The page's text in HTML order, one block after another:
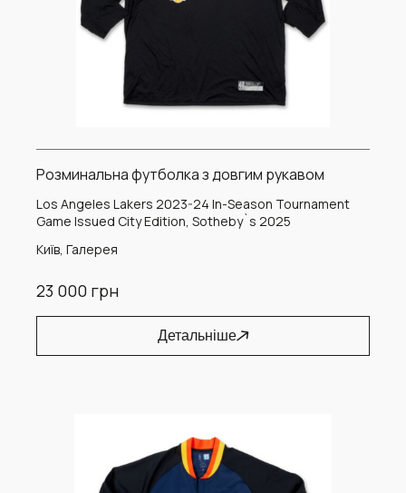
Розминальна футболка з довгим рукавом
Los Angeles Lakers 2023-24 In-Season Tournament
Game Issued City Edition, Sotheby`s 2025
Київ, Галерея
23 000 грн
Детальніше